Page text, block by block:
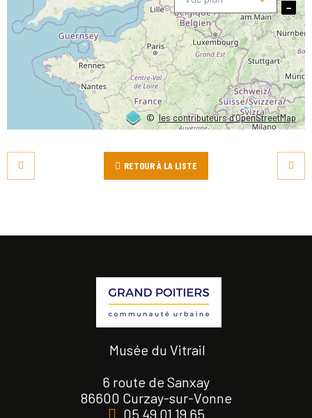
©les contributeurs d’OpenStreetMap
−
RETOUR À LA LISTE
Musée du Vitrail
6 route de Sanxay
86600 Curzay-sur-Vonne
05 49 01 19 65